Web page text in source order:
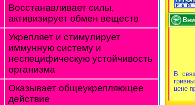
Восстанавливает силы,
активизирует обмен веществ
Укрепляет и стимулирует
иммунную систему и
неспецифическую устойчивость
организма
Оказывает общеукрепляющее
действие
В
цене